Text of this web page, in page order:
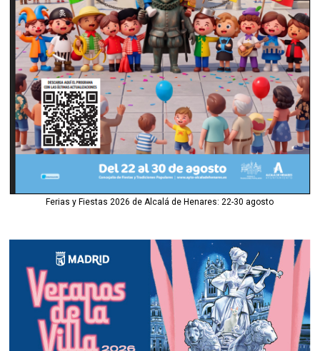
Ferias y Fiestas 2026 de Alcalá de Henares: 22-30 agosto